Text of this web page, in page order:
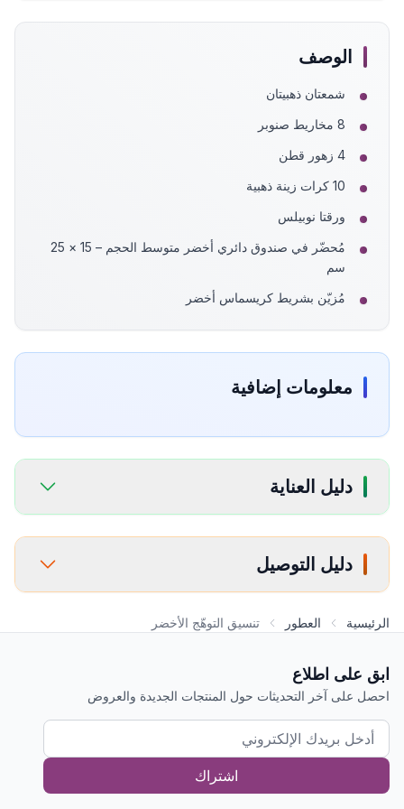
الوصف
شمعتان ذهبيتان
8 مخاريط صنوبر
4 زهور قطن
10 كرات زينة ذهبية
ورقتا نوبيلس
مُحضّر في صندوق دائري أخضر متوسط الحجم – 15 × 25
سم
مُزيّن بشريط كريسماس أخضر
معلومات إضافية
دليل العناية
دليل التوصيل
الرئيسية العطور تنسيق التوهّج الأخضر
ابق على اطلاع
احصل على آخر التحديثات حول المنتجات الجديدة والعروض
اشتراك